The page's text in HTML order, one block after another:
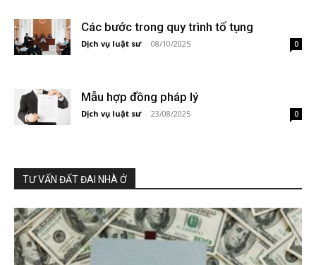
Các bước trong quy trình tố tụng
Dịch vụ luật sư - 08/10/2025 0
Mẫu hợp đồng pháp lý
Dịch vụ luật sư - 23/08/2025 0
TƯ VẤN ĐẤT ĐAI NHÀ Ở